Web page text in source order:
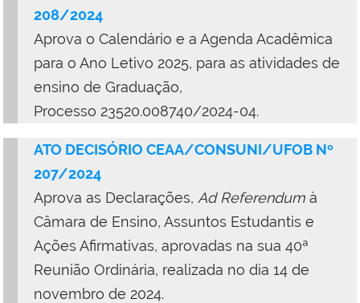
208/2024
Aprova o Calendário e a Agenda Acadêmica
para o Ano Letivo 2025, para as atividades de
ensino de Graduação,
Processo 23520.008740/2024-04.
ATO DECISÓRIO CEAA/CONSUNI/UFOB Nº
207/2024
Aprova as Declarações, Ad Referendum à
Câmara de Ensino, Assuntos Estudantis e
Ações Afirmativas, aprovadas na sua 40ª
Reunião Ordinária, realizada no dia 14 de
novembro de 2024.